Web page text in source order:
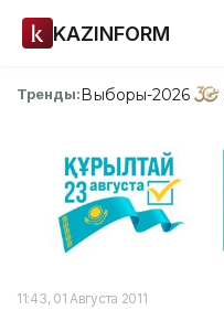
KAZINFORM
Тренды:Выборы-2026
11:43, 01 Августа 2011